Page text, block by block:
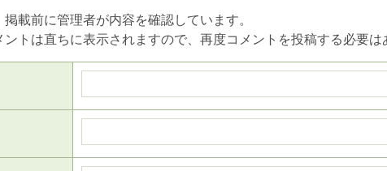
載前に管理者が内容を確認しています。
トは直ちに表示されますので、再度コメントを投稿する必要は